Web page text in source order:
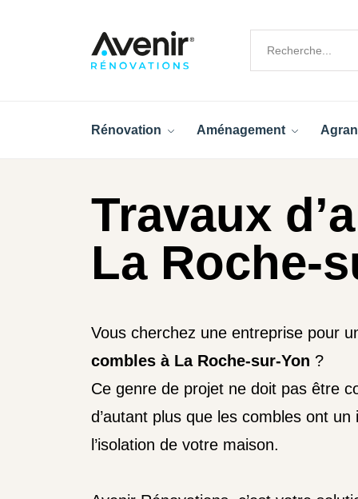
Rénovation Aménagement
Travaux
La Roche-
Vous cherchez une entreprise pour
combles à La Roche-sur-Yon ?
Ce genre de projet ne doit pas être
d’autant plus que les combles ont
l’isolation de votre maison.